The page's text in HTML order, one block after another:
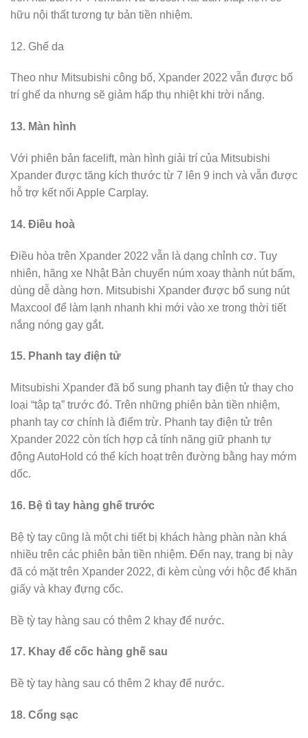
hữu nội thất tương tự bản tiền nhiệm.
12. Ghế da
Theo như Mitsubishi công bố, Xpander 2022 vẫn được bố
trí ghế da nhưng sẽ giảm hấp thụ nhiệt khi trời nắng.
13. Màn hình
Với phiên bản facelift, màn hình giải trí của Mitsubishi
Xpander được tăng kích thước từ 7 lên 9 inch và vẫn được
hỗ trợ kết nối Apple Carplay.
14. Điều hoà
Điều hòa trên Xpander 2022 vẫn là dạng chỉnh cơ. Tuy
nhiên, hãng xe Nhật Bản chuyển núm xoay thành nút bấm,
dùng dễ dàng hơn. Mitsubishi Xpander được bổ sung nút
Maxcool để làm lạnh nhanh khi mới vào xe trong thời tiết
nắng nóng gay gắt.
15. Phanh tay điện tử
Mitsubishi Xpander đã bổ sung phanh tay điện tử thay cho
loại “tập tạ” trước đó. Trên những phiên bản tiền nhiệm,
phanh tay cơ chính là điểm trừ. Phanh tay điện tử trên
Xpander 2022 còn tích hợp cả tính năng giữ phanh tự
động AutoHold có thể kích hoạt trên đường bằng hay mớm
dốc.
16. Bệ tì tay hàng ghế trước
Bệ tỳ tay cũng là một chi tiết bị khách hàng phàn nàn khá
nhiều trên các phiên bản tiền nhiệm. Đến nay, trang bị này
đã có mặt trên Xpander 2022, đi kèm cùng với hộc để khăn
giấy và khay đựng cốc.
Bề tỳ tay hàng sau có thêm 2 khay để nước.
17. Khay để cốc hàng ghế sau
Bề tỳ tay hàng sau có thêm 2 khay để nước.
18. Cổng sạc